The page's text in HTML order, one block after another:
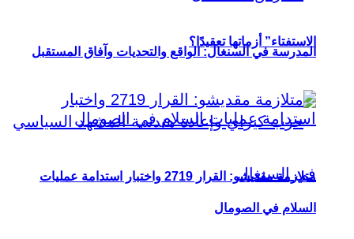
الاستفتاء” أزماتها تعقيدًا؟
المدرسة في السنغال: الواقع والتحديات وآفاق المستقبل
متلازمة مقديشو: القرار 2719 واختبار استدامة عمليات
السلام في الصومال